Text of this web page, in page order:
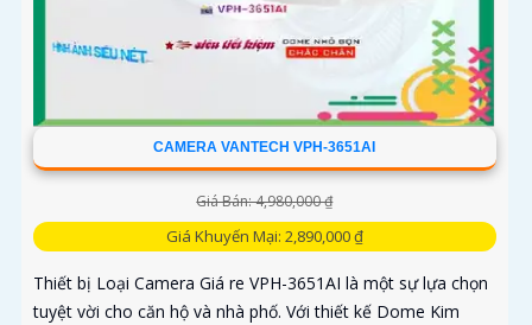
CAMERA VANTECH VPH-3651AI
Giá Bán: 4,980,000 ₫
Giá Khuyến Mại: 2,890,000 ₫
Thiết bị Loại Camera Giá re VPH-3651AI là một sự lựa chọn
tuyệt vời cho căn hộ và nhà phố. Với thiết kế Dome Kim